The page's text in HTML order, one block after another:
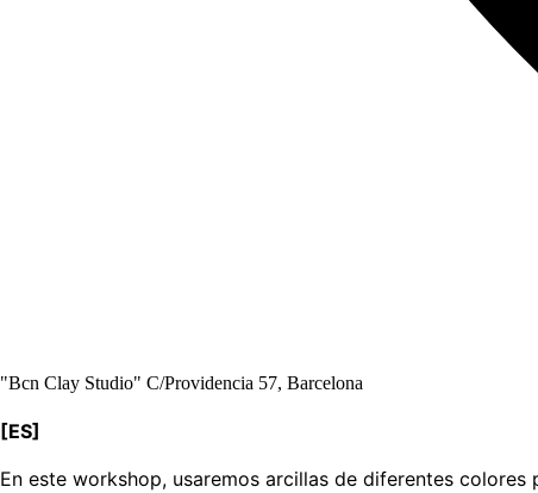
"Bcn Clay Studio" C/Providencia 57, Barcelona
[ES]
En este workshop, usaremos arcillas de diferentes